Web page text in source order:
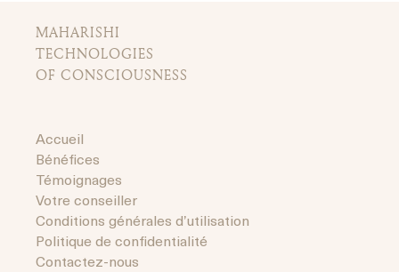
MAHARISHI
TECHNOLOGIES
OF CONSCIOUSNESS
Accueil
Bénéfices
Témoignages
Votre conseiller
Conditions générales d’utilisation
Politique de confidentialité
Contactez-nous